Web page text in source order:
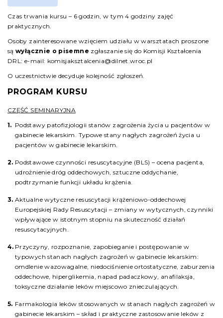
Czas trwania kursu – 6 godzin, w tym 4 godziny zajęć
praktycznych.
Osoby zainteresowane wzięciem udziału w warsztatach proszone
sąwyłącznie o pisemne zgłaszanie się do Komisji Kształcenia
DRL: e-mail: komisjaksztalcenia@dilnet.wroc.pl
O uczestnictwie decyduje kolejność zgłoszeń.
PROGRAM KURSU
CZĘŚĆ SEMINARYJNA
Podstawy patofizjologii stanów zagrożenia życia u pacjentów w
gabinecie lekarskim. Typowe stany nagłych zagrożeń życia u
pacjentów w gabinecie lekarskim.
Podstawowe czynności resuscytacyjne (BLS) – ocena pacjenta,
udrożnienie dróg oddechowych, sztuczne oddychanie,
podtrzymanie funkcji układu krążenia.
Aktualne wytyczne resuscytacji krążeniowo-oddechowej
Europejskiej Rady Resuscytacji – zmiany w wytycznych, czynniki
wpływające w istotnym stopniu na skuteczność działań
resuscytacyjnych.
Przyczyny, rozpoznanie, zapobieganie i postępowanie w
typowych stanach nagłych zagrożeń w gabinecie lekarskim:
omdlenie wazowagalne, niedociśnienie ortostatyczne, zaburzenia
oddechowe, hiperglikemia, napad padaczkowy, anafilaksja,
toksyczne działanie leków miejscowo znieczulających.
Farmakologia leków stosowanych w stanach nagłych zagrożeń w
gabinecie lekarskim – skład i praktyczne zastosowanie leków z